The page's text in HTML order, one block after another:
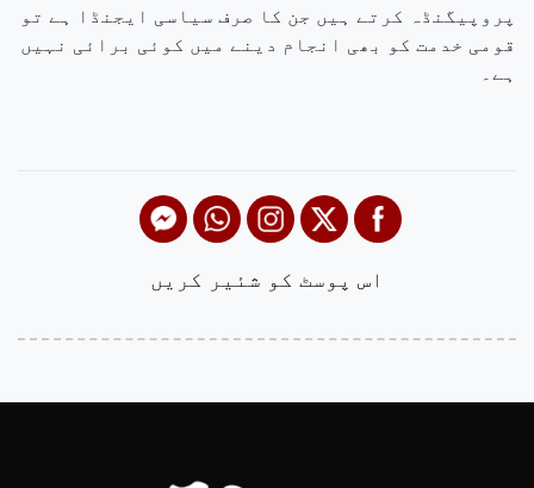
پروپیگنڈہ کرتے ہیں جن کا صرف سیاسی ایجنڈا ہے تو
قومی خدمت کو بھی انجام دینے میں کوئی برائی نہیں
ہے۔
اس پوسٹ کو شئیر کریں